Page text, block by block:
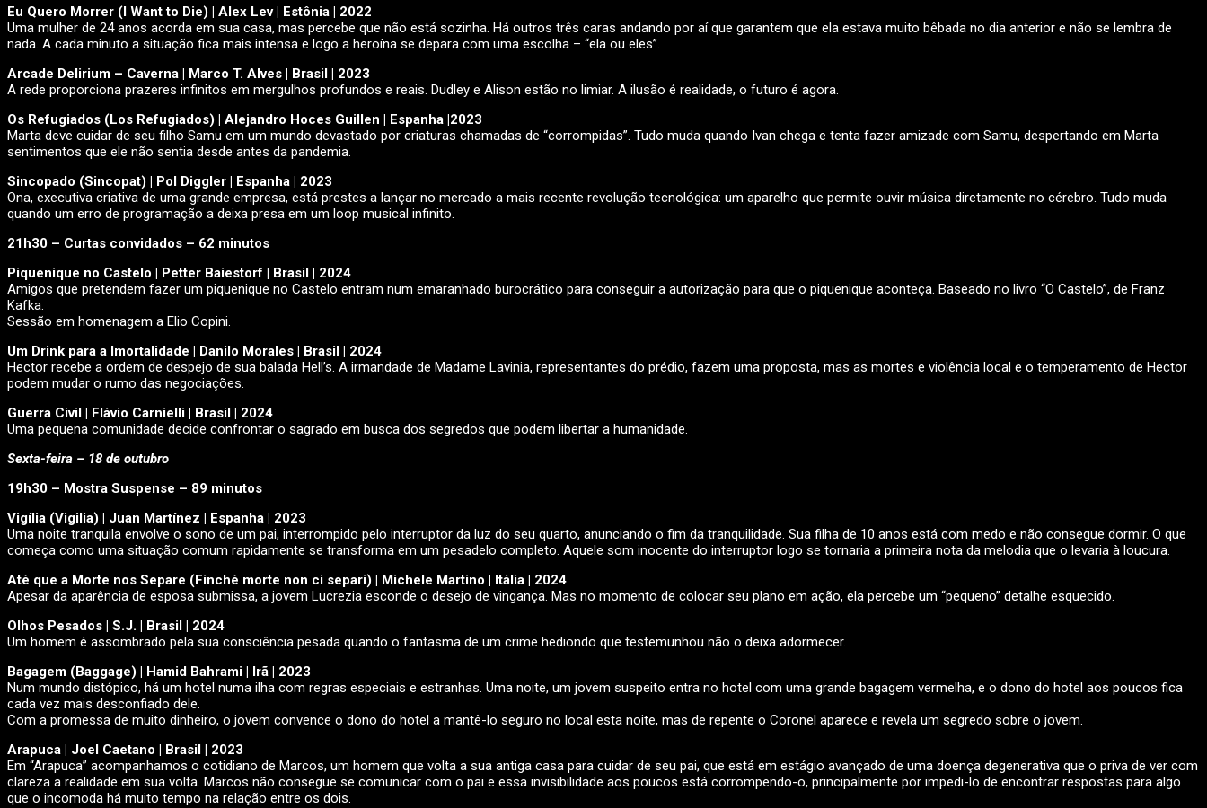
Eu Quero Morrer (I Want to Die) | Alex Lev | Estônia | 2022
Uma mulher de 24 anos acorda em sua casa, mas percebe que não está sozinha. Há outros três caras andando por aí que garantem que ela estava muito bêbada no dia anterior e não se lembra de
nada. A cada minuto a situação fica mais intensa e logo a heroína se depara com uma escolha – “ela ou eles”.
Arcade Delirium – Caverna | Marco T. Alves | Brasil | 2023
A rede proporciona prazeres infinitos em mergulhos profundos e reais. Dudley e Alison estão no limiar. A ilusão é realidade, o futuro é agora.
Os Refugiados (Los Refugiados) | Alejandro Hoces Guillen | Espanha |2023
Marta deve cuidar de seu filho Samu em um mundo devastado por criaturas chamadas de “corrompidas”. Tudo muda quando Ivan chega e tenta fazer amizade com Samu, despertando em Marta
sentimentos que ele não sentia desde antes da pandemia.
Sincopado (Sincopat) | Pol Diggler | Espanha | 2023
Ona, executiva criativa de uma grande empresa, está prestes a lançar no mercado a mais recente revolução tecnológica: um aparelho que permite ouvir música diretamente no cérebro. Tudo muda
quando um erro de programação a deixa presa em um loop musical infinito.
21h30 – Curtas convidados – 62 minutos
Piquenique no Castelo | Petter Baiestorf | Brasil | 2024
Amigos que pretendem fazer um piquenique no Castelo entram num emaranhado burocrático para conseguir a autorização para que o piquenique aconteça. Baseado no livro “O Castelo”, de Franz
Kafka.
Sessão em homenagem a Elio Copini.
Um Drink para a Imortalidade | Danilo Morales | Brasil | 2024
Hector recebe a ordem de despejo de sua balada Hell’s. A irmandade de Madame Lavinia, representantes do prédio, fazem uma proposta, mas as mortes e violência local e o temperamento de Hector
podem mudar o rumo das negociações.
Guerra Civil | Flávio Carnielli | Brasil | 2024
Uma pequena comunidade decide confrontar o sagrado em busca dos segredos que podem libertar a humanidade.
Sexta-feira – 18 de outubro
19h30 – Mostra Suspense – 89 minutos
Vigília (Vigilia) | Juan Martínez | Espanha | 2023
Uma noite tranquila envolve o sono de um pai, interrompido pelo interruptor da luz do seu quarto, anunciando o fim da tranquilidade. Sua filha de 10 anos está com medo e não consegue dormir. O que
começa como uma situação comum rapidamente se transforma em um pesadelo completo. Aquele som inocente do interruptor logo se tornaria a primeira nota da melodia que o levaria à loucura.
Até que a Morte nos Separe (Finché morte non ci separi) | Michele Martino | Itália | 2024
Apesar da aparência de esposa submissa, a jovem Lucrezia esconde o desejo de vingança. Mas no momento de colocar seu plano em ação, ela percebe um “pequeno” detalhe esquecido.
Olhos Pesados | S.J. | Brasil | 2024
Um homem é assombrado pela sua consciência pesada quando o fantasma de um crime hediondo que testemunhou não o deixa adormecer.
Bagagem (Baggage) | Hamid Bahrami | Irã | 2023
Num mundo distópico, há um hotel numa ilha com regras especiais e estranhas. Uma noite, um jovem suspeito entra no hotel com uma grande bagagem vermelha, e o dono do hotel aos poucos fica
cada vez mais desconfiado dele.
Com a promessa de muito dinheiro, o jovem convence o dono do hotel a mantê-lo seguro no local esta noite, mas de repente o Coronel aparece e revela um segredo sobre o jovem.
Arapuca | Joel Caetano | Brasil | 2023
Em “Arapuca” acompanhamos o cotidiano de Marcos, um homem que volta a sua antiga casa para cuidar de seu pai, que está em estágio avançado de uma doença degenerativa que o priva de ver com
clareza a realidade em sua volta. Marcos não consegue se comunicar com o pai e essa invisibilidade aos poucos está corrompendo-o, principalmente por impedi-lo de encontrar respostas para algo
que o incomoda há muito tempo na relação entre os dois.